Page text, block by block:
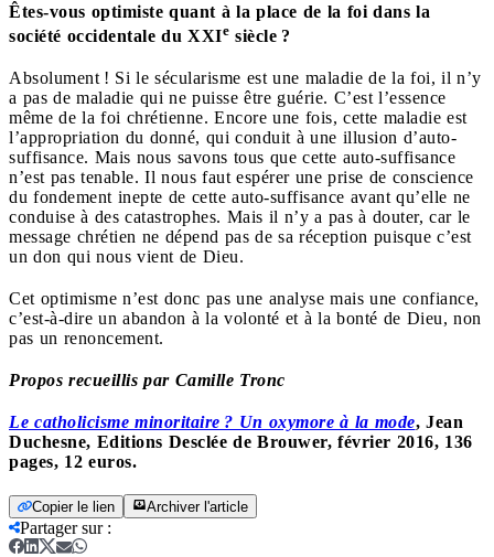
Êtes-vous optimiste quant à la place de la foi dans la
société occidentale du XXIe siècle ?
Absolument ! Si le sécularisme est une maladie de la foi, il n’y
a pas de maladie qui ne puisse être guérie. C’est l’essence
même de la foi chrétienne. Encore une fois, cette maladie est
l’appropriation du donné, qui conduit à une illusion d’auto-
suffisance. Mais nous savons tous que cette auto-suffisance
n’est pas tenable. Il nous faut espérer une prise de conscience
du fondement inepte de cette auto-suffisance avant qu’elle ne
conduise à des catastrophes. Mais il n’y a pas à douter, car le
message chrétien ne dépend pas de sa réception puisque c’est
un don qui nous vient de Dieu.
Cet optimisme n’est donc pas une analyse mais une confiance,
c’est-à-dire un abandon à la volonté et à la bonté de Dieu, non
pas un renoncement.
Propos recueillis par Camille Tronc
Le catholicisme minoritaire ? Un oxymore à la mode, Jean
Duchesne, Editions Desclée de Brouwer, février 2016, 136
pages, 12 euros.
Copier le lien Archiver l'article
Partager sur: